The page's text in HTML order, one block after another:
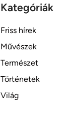
Kategóriák
Friss hírek
Művészek
Természet
Történetek
Világ